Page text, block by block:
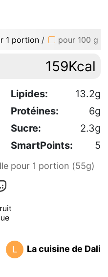
1 portion / pour 100 g
159Kcal
Lipides:
13.2g
Protéines:
6g
Sucre:
2.3g
SmartPoints: 5
pour 1 portion (55g)
L La cuisine de Dali